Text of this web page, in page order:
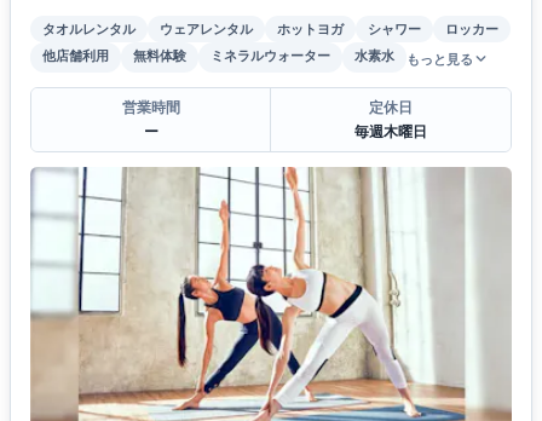
タオルレンタル ウェアレンタル ホットヨガ シャワー
ロッカー
他店舗利用
無料体験 ミネラルウォーター 水素水 もっと見る
営業時間
ー
定休日
毎週木曜日